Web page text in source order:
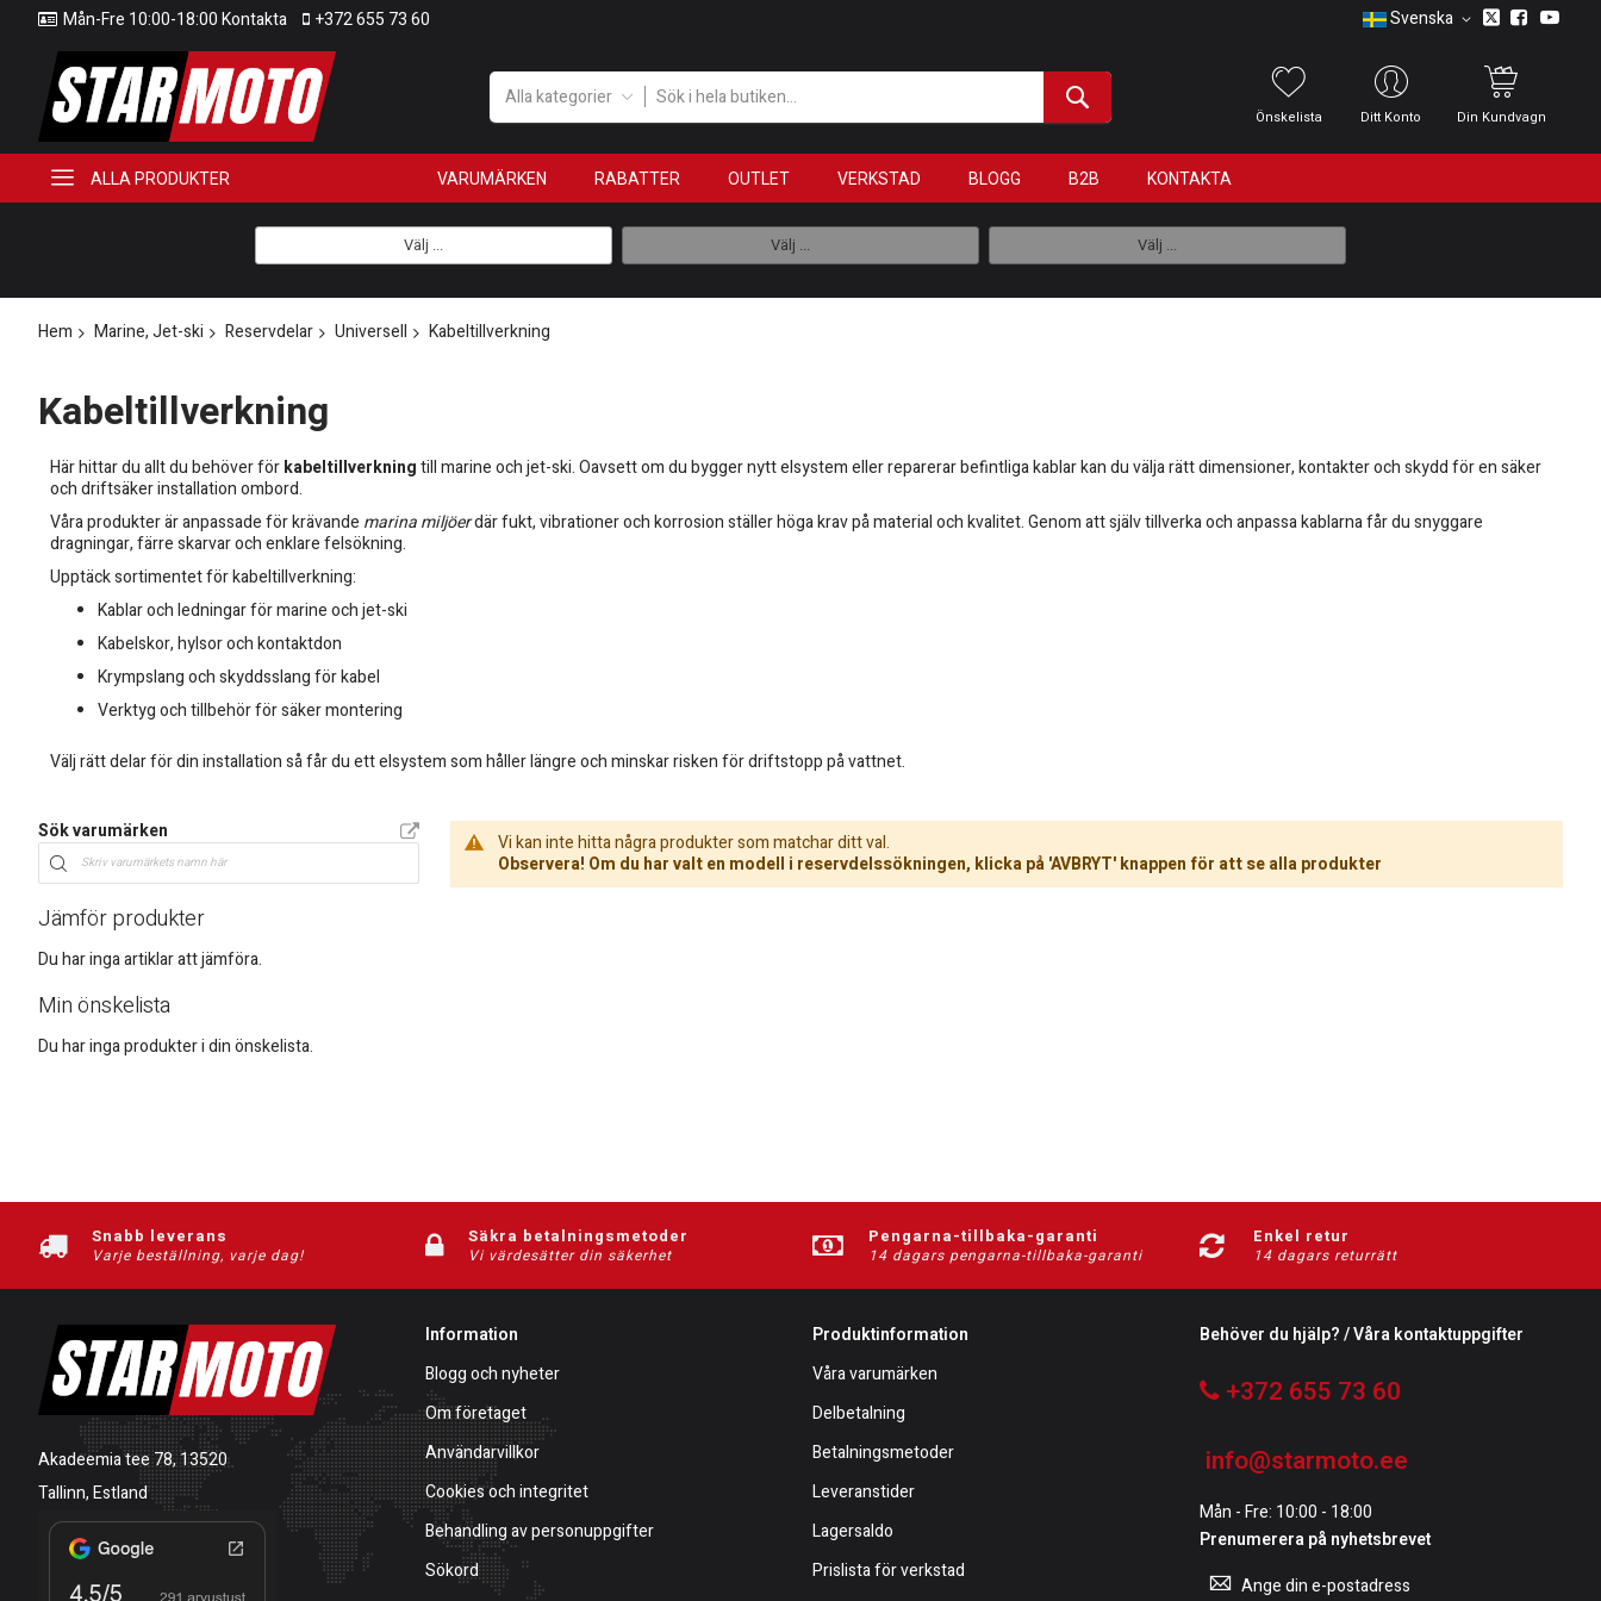
Mån-Fre 10:00-18:00 Kontakta +372 655 73 60 Svenska
Alla kategorier
Önskelista Ditt Konto Din Kundvagn
ALLA PRODUKTER VARUMÄRKEN RABATTER OUTLET VERKSTAD BLOGG B2B KONTAKTA
Välj ... Välj ... Välj ...
Hem Marine, Jet-ski Reservdelar Universell Kabeltillverkning
Kabeltillverkning
Här hittar du allt du behöver förkabeltillverkningtill marine och jet-ski. Oavsett om du bygger nytt elsystem eller reparerar befintliga kablar kan du välja rätt dimensioner, kontakter och skydd för en säker
och driftsäker installation ombord.
Våra produkter är anpassade för krävande marina miljöerdär fukt, vibrationer och korrosion ställer höga krav på material och kvalitet. Genom att själv tillverka och anpassa kablarna får du snyggare
dragningar, färre skarvar och enklare felsökning.
Upptäck sortimentet för kabeltillverkning:
Kablar och ledningar för marine och jet-ski
Kabelskor, hylsor och kontaktdon
Krympslang och skyddsslang för kabel
Verktyg och tillbehör för säker montering
Välj rätt delar för din installation så får du ett elsystem som håller längre och minskar risken för driftstopp på vattnet.
Vi kan inte hitta några produkter som matchar ditt val.
Observera! Om du har valt en modell i reservdelssökningen, klicka på 'AVBRYT' knappen för att se alla produkter
Sök varumärken
Jämför produkter
Du har inga artiklar att jämföra.
Min önskelista
Du har inga produkter i din önskelista.
Snabb leverans
Varje beställning, varje dag!
Säkra betalningsmetoder
Vi värdesätter din säkerhet
Pengarna-tillbaka-garanti
14 dagars pengarna-tillbaka-garanti
Enkel retur
14 dagars returrätt
Akadeemia tee 78, 13520
Tallinn, Estland
Information
Blogg och nyheter
Om företaget
Användarvillkor
Cookies och integritet
Behandling av personuppgifter
Sökord
Produktinformation
Våra varumärken
Delbetalning
Betalningsmetoder
Leveranstider
Lagersaldo
Prislista för verkstad
Behöver du hjälp? / Våra kontaktuppgifter
+372 655 73 60
info@starmoto.ee
Mån - Fre: 10:00 - 18:00
Prenumerera på nyhetsbrevet
Prenumerera
på